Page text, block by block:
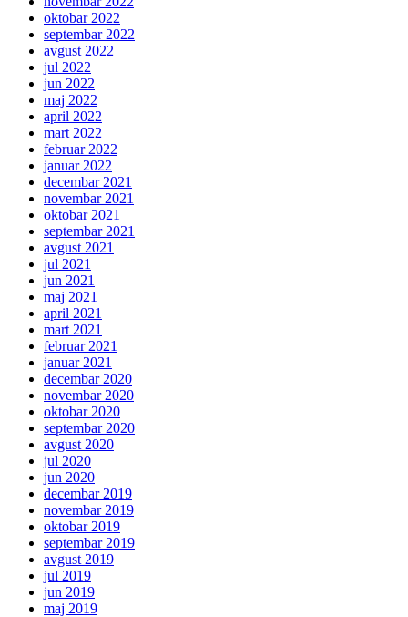
oktobar 2022
septembar 2022
avgust 2022
jul 2022
jun 2022
maj 2022
april 2022
mart 2022
februar 2022
januar 2022
decembar 2021
novembar 2021
oktobar 2021
septembar 2021
avgust 2021
jul 2021
jun 2021
maj 2021
april 2021
mart 2021
februar 2021
januar 2021
decembar 2020
novembar 2020
oktobar 2020
septembar 2020
avgust 2020
jul 2020
jun 2020
decembar 2019
novembar 2019
oktobar 2019
septembar 2019
avgust 2019
jul 2019
jun 2019
maj 2019